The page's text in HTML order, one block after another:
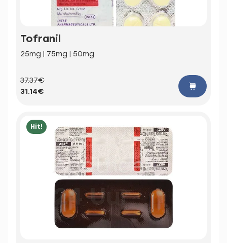
Tofranil
25mg | 75mg | 50mg
37.37€
31.14€
Hit!